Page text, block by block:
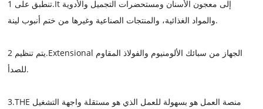
تنطبق على 1.It إلى معجون الأسنان ومستحضرات التجميل والأدوية
والمواد الغذائية، والمنتجات الصناعية وغيرها من ختم أنبوب لينة.
يتم تنظيم 2.Extensional الجهاز من سبائك الألومنيوم والفولاذ المقاوم
للصدأ.
3.THE منصة العمل هو بسهولة للعمل الذي هو مستقلة واجهة التشغيل